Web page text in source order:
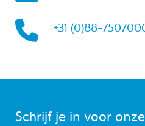
+31 (0)88-
Schrijf je in voor